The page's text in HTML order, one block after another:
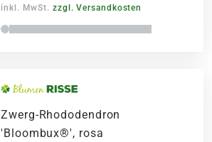
inkl. MwSt. zzgl. Versandkosten
Zwerg-Rhododendron
'Bloombux®', rosa